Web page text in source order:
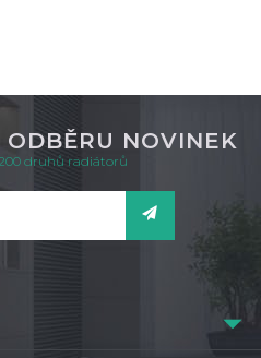
NOVINEK
druhů radiátorů